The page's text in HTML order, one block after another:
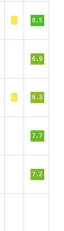
8.5
6.9
6.3
7.7
7.2